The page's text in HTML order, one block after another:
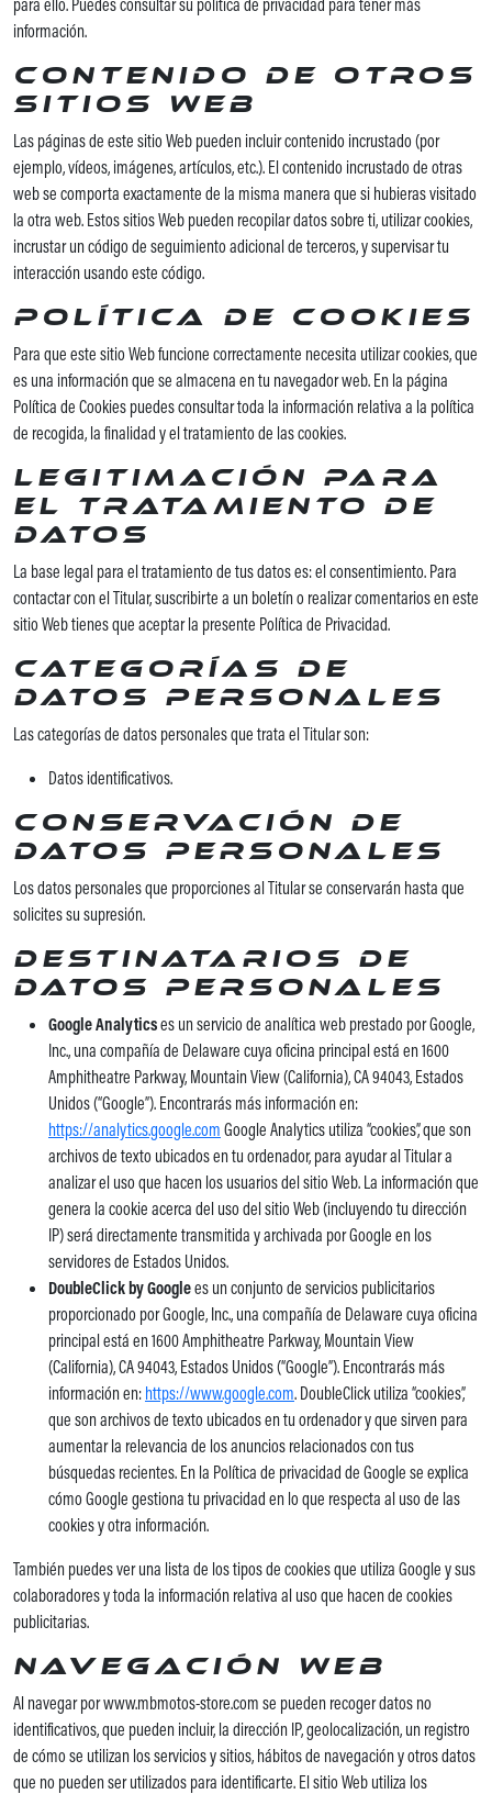
para ello. Puedes consultar su política de privacidad para tener más
información.
Contenido de otros
sitios web
Las páginas de este sitio Web pueden incluir contenido incrustado (por
ejemplo, vídeos, imágenes, artículos, etc.). El contenido incrustado de otras
web se comporta exactamente de la misma manera que si hubieras visitado
la otra web. Estos sitios Web pueden recopilar datos sobre ti, utilizar cookies,
incrustar un código de seguimiento adicional de terceros, y supervisar tu
interacción usando este código.
Política de Cookies
Para que este sitio Web funcione correctamente necesita utilizar cookies, que
es una información que se almacena en tu navegador web. En la página
Política de Cookies puedes consultar toda la información relativa a la política
de recogida, la finalidad y el tratamiento de las cookies.
Legitimación para
el tratamiento de
datos
La base legal para el tratamiento de tus datos es: el consentimiento. Para
contactar con el Titular, suscribirte a un boletín o realizar comentarios en este
sitio Web tienes que aceptar la presente Política de Privacidad.
Categorías de
datos personales
Las categorías de datos personales que trata el Titular son:
Datos identificativos.
Conservación de
datos personales
Los datos personales que proporciones al Titular se conservarán hasta que
solicites su supresión.
Destinatarios de
datos personales
Google Analyticses un servicio de analítica web prestado por Google,
Inc., una compañía de Delaware cuya oficina principal está en 1600
Amphitheatre Parkway, Mountain View (California), CA 94043, Estados
Unidos (“Google”). Encontrarás más información en:
https://analytics.google.com Google Analytics utiliza “cookies”, que son
archivos de texto ubicados en tu ordenador, para ayudar al Titular a
analizar el uso que hacen los usuarios del sitio Web. La información que
genera la cookie acerca del uso del sitio Web (incluyendo tu dirección
IP) será directamente transmitida y archivada por Google en los
servidores de Estados Unidos.
DoubleClick by Googlees un conjunto de servicios publicitarios
proporcionado por Google, Inc., una compañía de Delaware cuya oficina
principal está en 1600 Amphitheatre Parkway, Mountain View
(California), CA 94043, Estados Unidos (“Google”). Encontrarás más
información en: https://www.google.com. DoubleClick utiliza “cookies”,
que son archivos de texto ubicados en tu ordenador y que sirven para
aumentar la relevancia de los anuncios relacionados con tus
búsquedas recientes. En la Política de privacidad de Google se explica
cómo Google gestiona tu privacidad en lo que respecta al uso de las
cookies y otra información.
También puedes ver una lista de los tipos de cookies que utiliza Google y sus
colaboradores y toda la información relativa al uso que hacen de cookies
publicitarias.
Navegación Web
Al navegar por www.mbmotos-store.com se pueden recoger datos no
identificativos, que pueden incluir, la dirección IP, geolocalización, un registro
de cómo se utilizan los servicios y sitios, hábitos de navegación y otros datos
que no pueden ser utilizados para identificarte. El sitio Web utiliza los